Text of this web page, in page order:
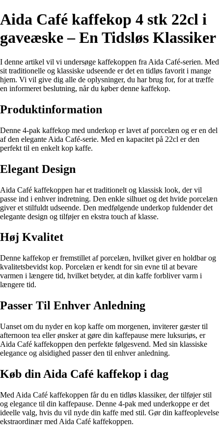
Aida Café kaffekop 4 stk 22cl i
gaveæske – En Tidsløs Klassiker
I denne artikel vil vi undersøge kaffekoppen fra Aida Café-serien. Med
sit traditionelle og klassiske udseende er det en tidløs favorit i mange
hjem. Vi vil give dig alle de oplysninger, du har brug for, for at træffe
en informeret beslutning, når du køber denne kaffekop.
Produktinformation
Denne 4-pak kaffekop med underkop er lavet af porcelæn og er en del
af den elegante Aida Café-serie. Med en kapacitet på 22cl er den
perfekt til en enkelt kop kaffe.
Elegant Design
Aida Café kaffekoppen har et traditionelt og klassisk look, der vil
passe ind i enhver indretning. Den enkle silhuet og det hvide porcelæn
giver et stilfuldt udseende. Den medfølgende underkop fuldender det
elegante design og tilføjer en ekstra touch af klasse.
Høj Kvalitet
Denne kaffekop er fremstillet af porcelæn, hvilket giver en holdbar og
kvalitetsbevidst kop. Porcelæn er kendt for sin evne til at bevare
varmen i længere tid, hvilket betyder, at din kaffe forbliver varm i
længere tid.
Passer Til Enhver Anledning
Uanset om du nyder en kop kaffe om morgenen, inviterer gæster til
afternoon tea eller ønsker at gøre din kaffepause mere luksuriøs, er
Aida Café kaffekoppen den perfekte følgesvend. Med sin klassiske
elegance og alsidighed passer den til enhver anledning.
Køb din Aida Café kaffekop i dag
Med Aida Café kaffekoppen får du en tidløs klassiker, der tilføjer stil
og elegance til din kaffepause. Denne 4-pak med underkoppe er det
ideelle valg, hvis du vil nyde din kaffe med stil. Gør din kaffeoplevelse
ekstraordinær med Aida Café kaffekoppen.